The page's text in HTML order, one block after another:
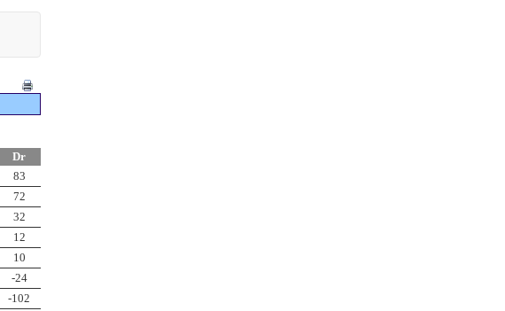
Dr
83
72
32
12
10
-24
-102